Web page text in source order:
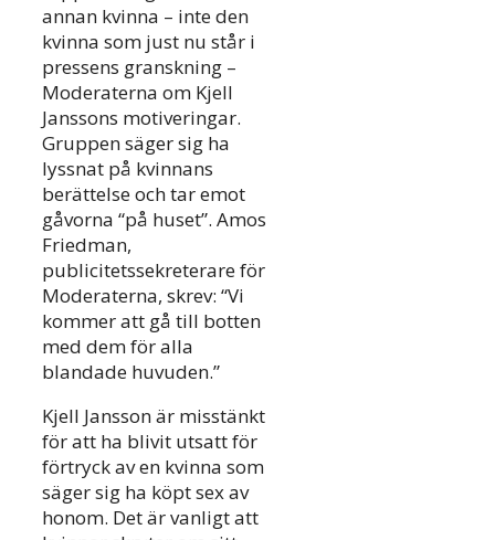
annan kvinna – inte den
kvinna som just nu står i
pressens granskning –
Moderaterna om Kjell
Janssons motiveringar.
Gruppen säger sig ha
lyssnat på kvinnans
berättelse och tar emot
gåvorna “på huset”. Amos
Friedman,
publicitetssekreterare för
Moderaterna, skrev: “Vi
kommer att gå till botten
med dem för alla
blandade huvuden.”
Kjell Jansson är misstänkt
för att ha blivit utsatt för
förtryck av en kvinna som
säger sig ha köpt sex av
honom. Det är vanligt att